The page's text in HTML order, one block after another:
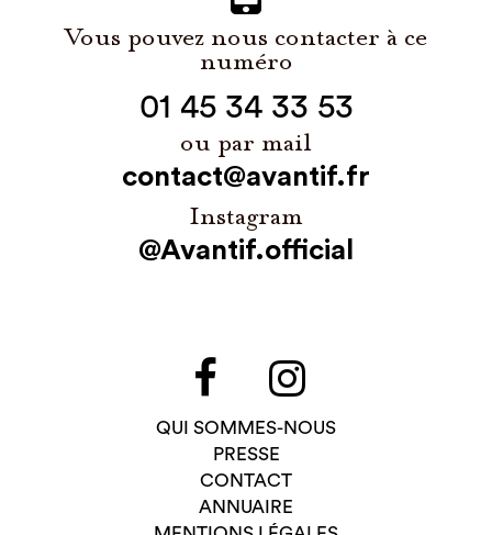
Vous pouvez nous contacter à ce
numéro
01 45 34 33 53
ou par mail
contact@avantif.fr
Instagram
@Avantif.official
QUI SOMMES-NOUS
PRESSE
CONTACT
ANNUAIRE